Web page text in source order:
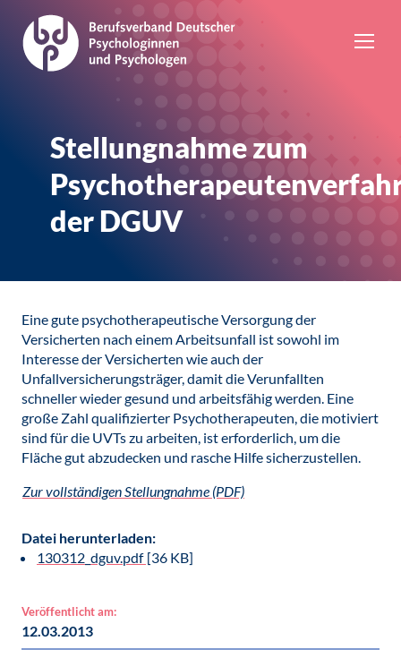
Stellungnahme zum
der DGUV
Eine gute psychotherapeutische Versorgung der
Versicherten nach einem Arbeitsunfall ist sowohl im
Interesse der Versicherten wie auch der
Unfallversicherungsträger, damit die Verunfallten
schneller wieder gesund und arbeitsfähig werden. Eine
große Zahl qualifizierter Psychotherapeuten, die motiviert
sind für die UVTs zu arbeiten, ist erforderlich, um die
Fläche gut abzudecken und rasche Hilfe sicherzustellen.
Zur vollständigen Stellungnahme (PDF)
Datei herunterladen:
130312_dguv.pdf [36 KB]
Veröffentlicht am:
12.03.2013